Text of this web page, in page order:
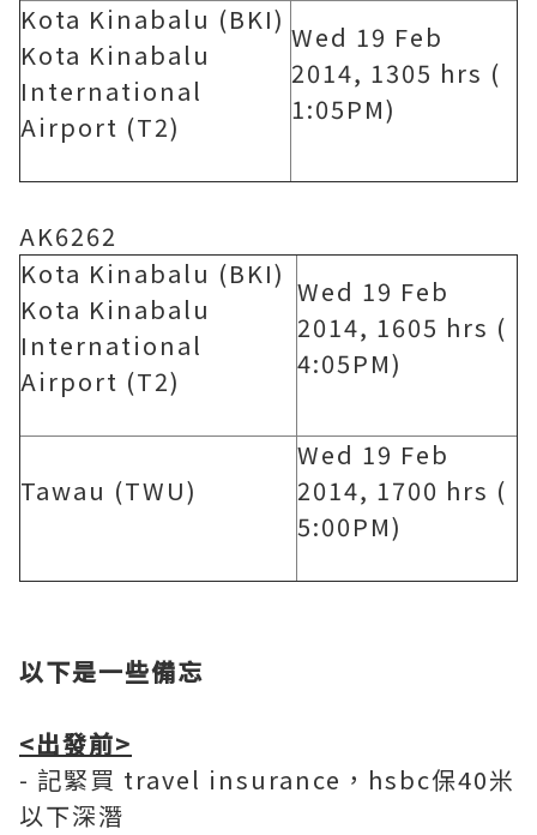
Kota Kinabalu (BKI)
Kota Kinabalu
International
Airport (T2)
Wed 19 Feb
2014, 1305 hrs (
1:05PM)
AK6262
Kota Kinabalu (BKI)
Kota Kinabalu
International
Airport (T2)
Wed 19 Feb
2014, 1605 hrs (
4:05PM)
Tawau (TWU)
Wed 19 Feb
2014, 1700 hrs (
5:00PM)
以下是一些備忘
<出發前>
- 記緊買 travel insurance，hsbc保40米
以下深潛